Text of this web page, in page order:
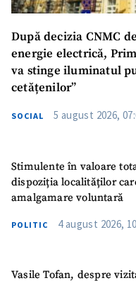
După decizia CNMC
energie electrică,
va stinge iluminatul
cetățenilor”
SOCIAL 5 august 2026,
Stimulente în valoare
dispoziția localităților
amalgamare voluntară
POLITIC 4 august 2026,
Vasile Tofan, despre